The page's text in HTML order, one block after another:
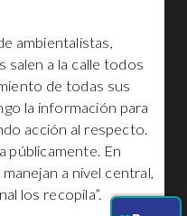
ambientalistas,
salen a la calle todos
de todas sus
la información para
acción al respecto.
públicamente. En
a nivel central,
los recopila”.